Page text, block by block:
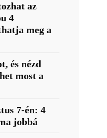
az
4
meg a
és nézd
most a
7-én: 4
jobbá